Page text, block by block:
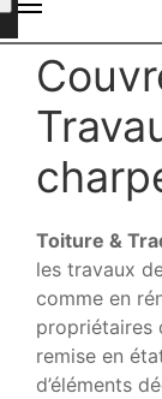
Toiture &
les travaux
comme en
propriétaires
remise en
d’éléments